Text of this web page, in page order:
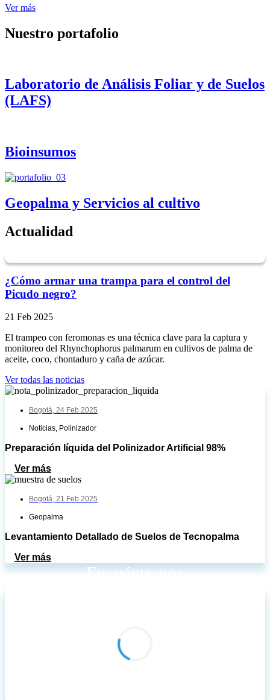
Ver más
Nuestro portafolio
Laboratorio de Análisis Foliar y de Suelos
(LAFS)
Bioinsumos
Geopalma y Servicios al cultivo
Actualidad
¿Cómo armar una trampa para el control del
Picudo negro?
21 Feb 2025
El trampeo con feromonas es una técnica clave para la captura y
monitoreo del Rhynchophorus palmarum en cultivos de palma de
aceite, coco, chontaduro y caña de azúcar.
Ver todas las noticias
Bogotá, 24 Feb 2025
Noticias, Polinizador
Preparación líquida del Polinizador Artificial 98%
Ver más
Bogotá, 21 Feb 2025
Geopalma
Levantamiento Detallado de Suelos de Tecnopalma
Ver más
Encuéntranos